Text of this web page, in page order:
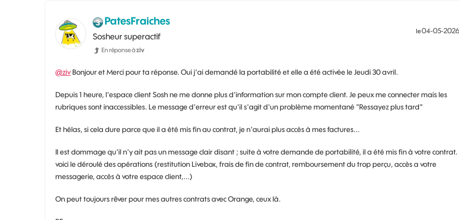
PatesFraiches
Sosheur superactif
En réponse àziv
le‎04-05-2026
@ziv Bonjour et Merci pour ta réponse. Oui j'ai demandé la portabilité et elle a été activée le Jeudi 30 avril.
Depuis 1 heure, l'espace client Sosh ne me donne plus d'information sur mon compte client. Je peux me connecter mais les
rubriques sont inaccessibles. Le message d'erreur est qu'il s'agit d'un problème momentané "Ressayez plus tard"
Et hélas, si cela dure parce que il a été mis fin au contrat, je n'aurai plus accès à mes factures...
Il est dommage qu'il n'y ait pas un message clair disant ; suite à votre demande de portabilité, il a été mis fin à votre contrat.
voici le déroulé des opérations (restitution Livebox, frais de fin de contrat, remboursement du trop perçu, accès a votre
messagerie, accès à votre espace client,...)
On peut toujours rêver pour mes autres contrats avec Orange, ceux là.